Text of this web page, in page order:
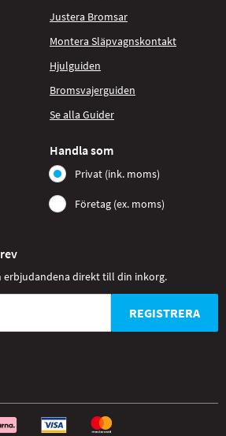
Justera Bromsar
Montera Släpvagnskontakt
Hjulguiden
Bromsvajerguiden
Se alla Guider
Handla som
Privat (ink. moms)
Företag (ex. moms)
erbjudandena direkt till din inkorg.
REGISTRERA